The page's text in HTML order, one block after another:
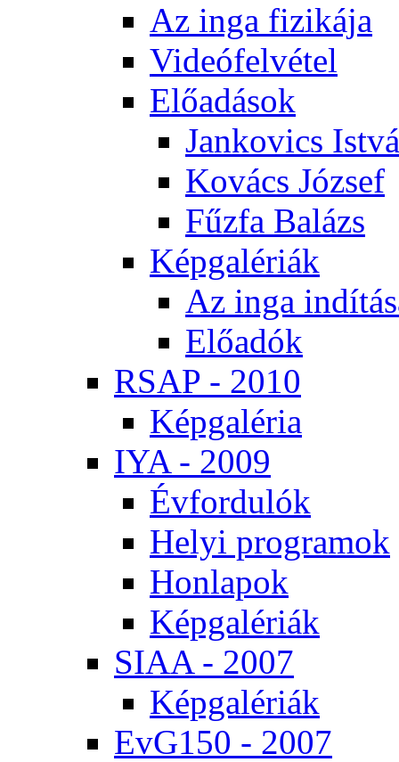
Az in­ga fi­zi­ká­ja
Vi­de­ó­fel­vé­tel
Elő­adá­sok
Jan­ko­vics
Ko­vács Jó­zsef
Fűz­fa Ba­lázs
Kép­ga­lé­ri­ák
Az in­ga
Elő­adók
RSAP - 2010
Kép­ga­lé­ria
IYA - 2009
Év­for­du­lók
He­lyi prog­ra­mok
Hon­la­pok
Kép­ga­lé­ri­ák
SI­AA - 2007
Kép­ga­lé­ri­ák
EvG150 - 2007